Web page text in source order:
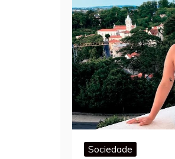
Sociedade